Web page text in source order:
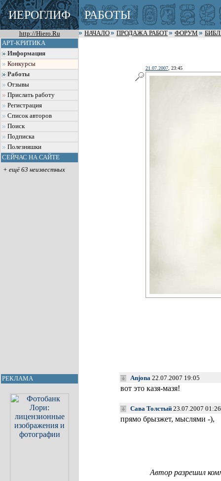
ИЕРОГЛИФ РАБОТЫ
http://Hiero.Ru НАЧАЛО ПРОДАЖА РАБОТ ФОРУМ
АРТ-КРИТИКА
Информация
Конкурсы
Работы
Отзывы
Прислать работу
Регистрация
Список авторов
Поиск
Подписка
Полезняшки
СЕЙЧАС НА САЙТЕ
+ ещё 63 неизвестных
РЕКЛАМА
21.07.2007, 23:45
Anjona 22.07.2007 19:05
вот это казя-мазя!
Сава Толстый 23.07.2007
прямо брызжет, мыслями -),
Автор разрешил